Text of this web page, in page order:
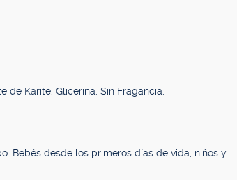
de Karité. Glicerina. Sin Fragancia.
Bebés desde los primeros días de vida, niños y